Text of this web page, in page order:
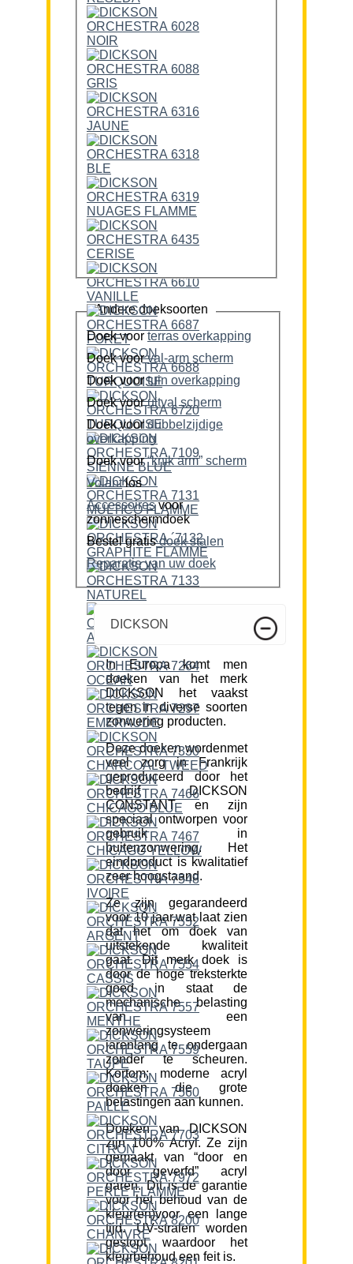
Andere doeksoorten
Doek voor terras overkapping
Doek voor
val-arm scherm
Doek voor
tuin overkapping
Doek voor
uitval scherm
Doek voordubbelzijdige
overkapping
Doek voor
“knik arm” scherm
Volantlos
Accessoiresvoor
zonneschermdoek
Bestel gratis doek stalen
Reparatie van uw doek
DICKSON
In Europa komt men
doeken van het merk
DICKSON het vaakst
tegen in diverse soorten
zonwering producten.
Deze doeken wordenmet
veel zorg in Frankrijk
geproduceerd door het
bedrijf DICKSON
CONSTANT en zijn
speciaal ontworpen voor
gebruik in
buitenzonwering. Het
eindproduct is kwalitatief
zeer hoogstaand.
Ze zijn gegarandeerd
voor 10 jaar,wat laat zien
dat het om doek van
uitstekende kwaliteit
gaat. Dit merk doek is
door de hoge treksterkte
goed in staat de
mechanische belasting
van een
zonweringsysteem
jarenlang te ondergaan
zonder te scheuren.
Kortom; moderne acryl
doeken die grote
belastingen aan kunnen.
Doeken van DICKSON
zijn 100% Acryl. Ze zijn
gemaakt van “door en
door geverfd” acryl
garen. Dit is de garantie
voor het behoud van de
kleur(en)voor een lange
tijd. UV-stralen worden
gestopt waardoor het
kleurbehoud een feit is.